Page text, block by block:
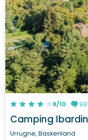
8/10
Camping Ibardin
Urrugne, Baskenland